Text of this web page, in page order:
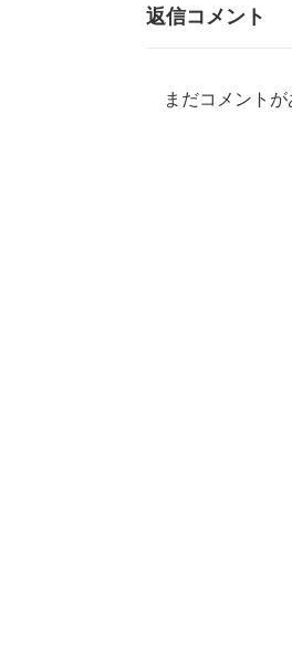
返信コメント
まだコメント